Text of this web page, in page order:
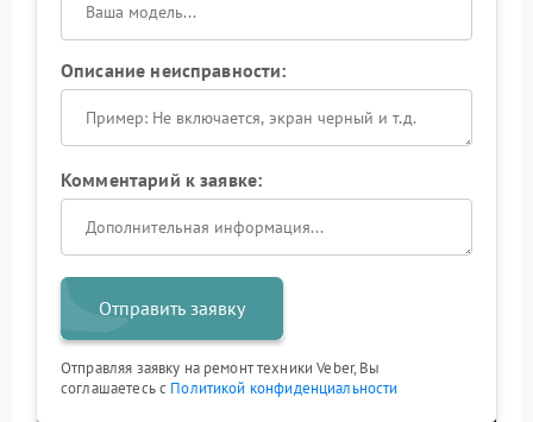
Описание неисправности:
Комментарий к заявке:
Отправить заявку
Отправляя заявку на ремонт техники Veber, Вы
соглашаетесь с Политикой конфиденциальности